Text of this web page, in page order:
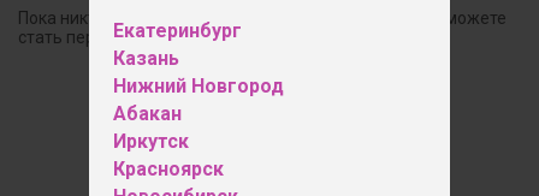
Екатеринбург
Казань
Нижний Новгород
Абакан
Иркутск
Красноярск
Пока никто не оставил свой отзыв к этому товару. Вы можете
стать первым!